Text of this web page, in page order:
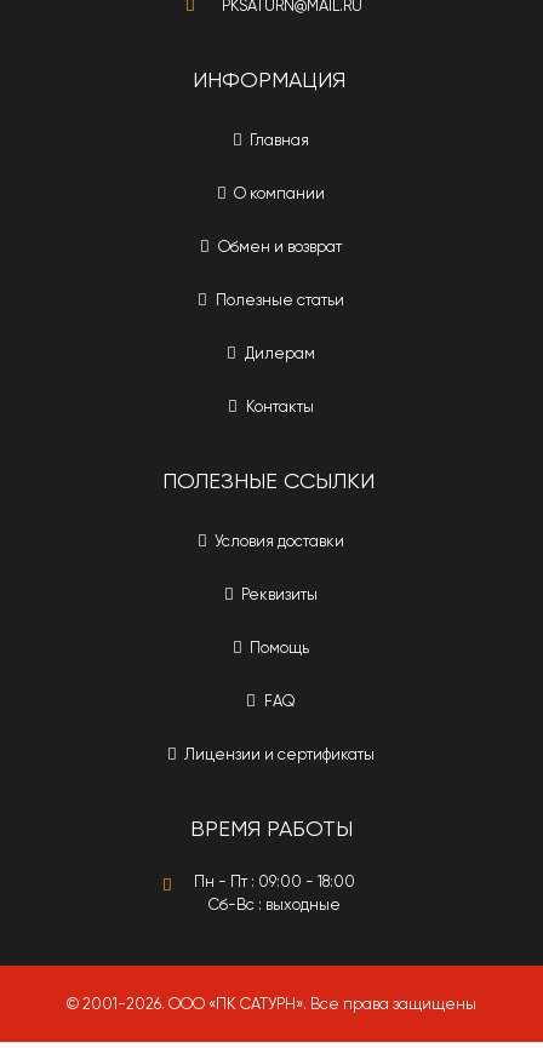
PKSATURN@MAIL.RU
ИНФОРМАЦИЯ
Главная
О компании
Обмен и возврат
Полезные статьи
Дилерам
Контакты
ПОЛЕЗНЫЕ ССЫЛКИ
Условия доставки
Реквизиты
Помощь
FAQ
Лицензии и сертификаты
ВРЕМЯ РАБОТЫ
Пн - Пт : 09:00 - 18:00
Сб-Вс : выходные
© 2001-2026. ООО «ПК САТУРН». Все права защищены